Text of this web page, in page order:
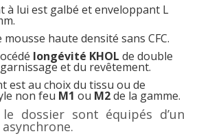
à lui est galbé et enveloppant L
haute densité sans CFC.
longévité KHOL de double
et du revêtement.
est au choix du tissu ou de
non feu M1 ou M2de la gamme.
le dossier sont équipés d’un